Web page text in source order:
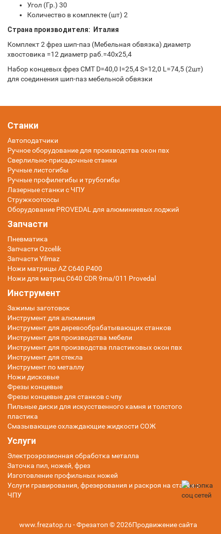
Угол (Гр.) 30
Количество в комплекте (шт) 2
Страна производителя: Италия
Комплект 2 фрез шип-паз (Мебельная обвязка) диаметр
хвостовика =12 диаметр раб.=40x25,4
Набор концевых фрез CMT D=40,0 I=25,4 S=12,0 L=74,5 (2шт)
для соединения шип-паз мебельной обвязки
Станки
Автоподатчики
Ручное оборудование для производства окон пвх
Сверлильно-присадочные станки
Ручные листогибы
Ручные профилегибы и трубогибы
Лазерные станки с ЧПУ
Стружкоотсосы
Оборудование PROVEDAL для алюминиевых лоджий
Запчасти
Пневматика
Запчасти Ozcelik
Запчасти Yilmaz
Ножи матрицы AZ C640 P400
Ножи для матриц C640 CDR 9ma/011 Provedal
Инструмент
Зажимы заготовок
Инструмент для алюминия
Инструмент для деревообрабатывающих станков
Инструмент для производства мебели
Инструмент для производства пластиковых окон пвх
Инструмент для стекла
Инструмент по металлу
Ножи дисковые
Фрезы концевые
Фрезы концевые для станков с чпу
Пильные диски для искусственного камня и толстого
пластика
Смазывающие охлаждающие жидкости СОЖ
Услуги
Электроэрозионная обработка металла
Заточка пил, ножей, фрез
Изготовление профильных ножей
Услуги гравирования, фрезерования и раскроя на станке с
ЧПУ
www.frezatop.ru - Фрезатоп © 2026Продвижение сайта